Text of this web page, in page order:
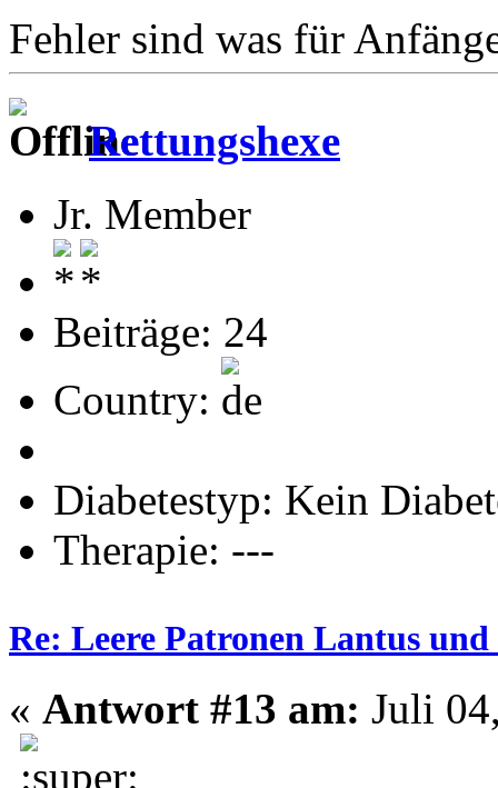
Fehler sind was für
Rettungshexe
Jr. Member
Beiträge: 24
Country:
Diabetestyp: Kein
Therapie: ---
Re: Leere Patronen Lantus
« Antwort #13 am: Juli